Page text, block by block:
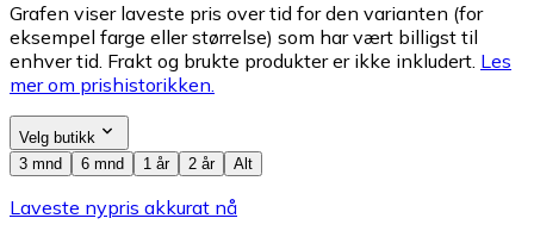
Grafen viser laveste pris over tid for den varianten (for
eksempel farge eller størrelse) som har vært billigst til
enhver tid. Frakt og brukte produkter er ikke inkludert. Les
mer om prishistorikken.
Velg butikk
3 mnd
6 mnd 1 år 2 år Alt
Laveste nypris akkurat nå